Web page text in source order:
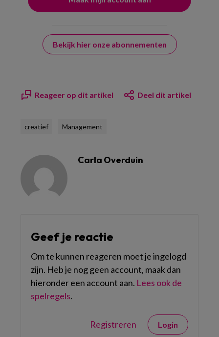
Bekijk hier onze abonnementen
Reageer op dit artikel Deel dit artikel
creatief Management
Carla Overduin
Geef je reactie
Om te kunnen reageren moet je ingelogd
zijn. Heb je nog geen account, maak dan
hieronder een account aan. Lees ook de
spelregels.
Registreren Login